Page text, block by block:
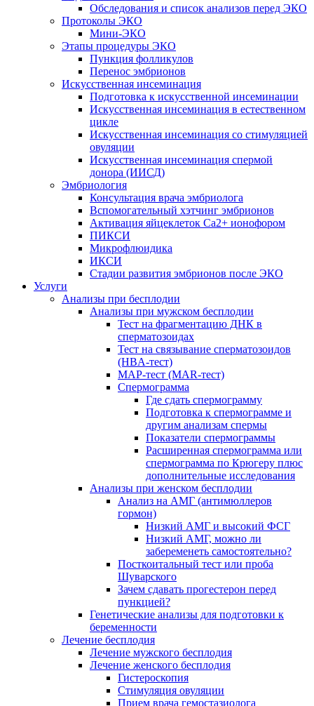
Обследования и список анализов перед ЭКО
Протоколы ЭКО
Мини-ЭКО
Этапы процедуры ЭКО
Пункция фолликулов
Перенос эмбрионов
Искусственная инсеминация
Подготовка к искусственной инсеминации
Искусственная инсеминация в естественном
цикле
Искусственная инсеминация со стимуляцией
овуляции
Искусственная инсеминация спермой
донора (ИИСД)
Эмбриология
Консультация врача эмбриолога
Вспомогательный хэтчинг эмбрионов
Активация яйцеклеток Са2+ ионофором
ПИКСИ
Микрофлюидика
ИКСИ
Стадии развития эмбрионов после ЭКО
Услуги
Анализы при бесплодии
Анализы при мужском бесплодии
Тест на фрагментацию ДНК в
сперматозоидах
Тест на связывание сперматозоидов
(HBA-тест)
МАР-тест (MAR-тест)
Спермограмма
Где сдать спермограмму
Подготовка к спермограмме и
другим анализам спермы
Показатели спермограммы
Расширенная спермограмма или
спермограмма по Крюгеру плюс
дополнительные исследования
Анализы при женском бесплодии
Анализ на АМГ (антимюллеров
гормон)
Низкий АМГ и высокий ФСГ
Низкий АМГ, можно ли
забеременеть самостоятельно?
Посткоитальный тест или проба
Шуварского
Зачем сдавать прогестерон перед
пункцией?
Генетические анализы для подготовки к
беременности
Лечение бесплодия
Лечение мужского бесплодия
Лечение женского бесплодия
Гистероскопия
Стимуляция овуляции
Прием врача гемостазиолога